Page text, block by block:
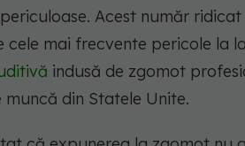
Acest număr
mai frecvente pericole la
indusă de zgomot
din Statele Unite.